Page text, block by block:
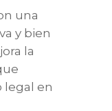
una
y bien
la
legal en